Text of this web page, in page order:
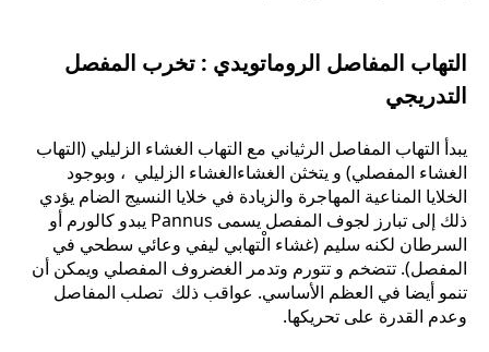
التهاب المفاصل الروماتويدي : تخرب المفصل
التدريجي
يبدأ التهاب المفاصل الرثياني مع التهاب الغشاء الزليلي (التهاب
الغشاء المفصلي) و يتخثن الغشاءالغشاء الزليلي ، وبوجود
الخلايا المناعية المهاجرة والزيادة في خلايا النسيج الضام يؤدي
ذلك إلى تبارز لجوف المفصل يسمى Pannus يبدو كالورم أو
السرطان لكنه سليم (غشاء الْتهابي ليفي وعائي سطحي في
المفصل). تتضخم و تتورم وتدمر الغضروف المفصلي ويمكن أن
تنمو أيضا في العظم الأساسي. عواقب ذلك تصلب المفاصل
وعدم القدرة على تحريكها.